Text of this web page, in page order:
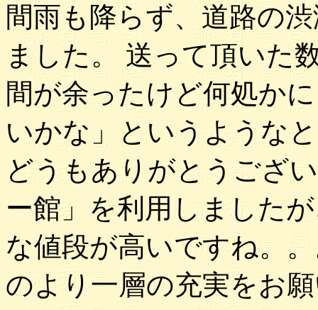
間雨も降らず、道路の
ました。 送って頂いた
間が余ったけど何処か
いかな」というような
どうもありがとうござ
ー館」を利用しました
な値段が高いですね。
のより一層の充実をお